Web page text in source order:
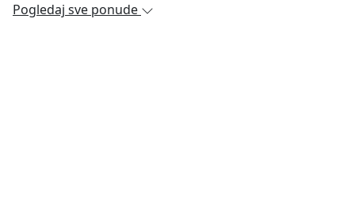
Pogledaj sve ponude